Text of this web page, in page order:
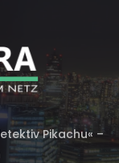
Pikachu« –